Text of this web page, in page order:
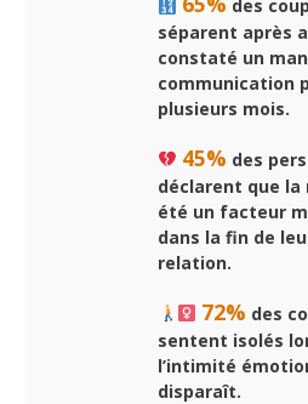
des
séparent après
constaté un
communication
plusieurs mois.
45% des
déclarent que la
été un facteur
dans la fin de
relation.
72% des
sentent isolés
l’intimité
disparaît.